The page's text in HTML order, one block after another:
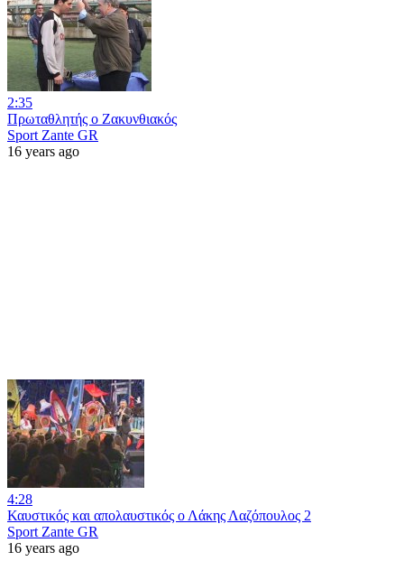
2:35
Πρωταθλητής ο Ζακυνθιακός
Sport Zante GR
16 years ago
4:28
Καυστικός και απολαυστικός ο Λάκης Λαζόπουλος 2
Sport Zante GR
16 years ago